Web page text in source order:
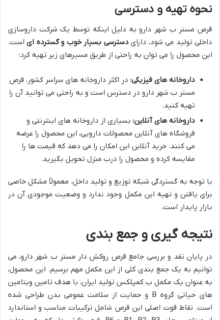
نحوه تهیه و دسترسی
قرص مستر ب شهر دارو به دلیل اینکه توسط یک شرکت داروسازی
داخلی تولید می شود، دارایدسترسی بسیار خوب و گسترده ایاست.
این محصول را می توان به راحتی از طریق مسیرهای زیر تهیه کرد:
داروخانه های فیزیکی: در اکثر داروخانه های سراسر کشور، قرص
مستر ب شهر دارو در دسترس است و به راحتی می توانید آن را
تهیه کنید.
داروخانه های آنلاین: بسیاری از داروخانه های اینترنتی و
فروشگاه های آنلاین محصولات دارویی، این محصول را عرضه
می کنند. خرید آنلاین این امکان را می دهد که قیمت ها را
مقایسه کرده و محصول را درب منزل تحویل بگیرید.
با توجه به گستردگی شبکه توزیع و تولید داخل، معمولاً مشکل خاصی
برای یافتن و تهیه این مکمل وجود ندارد و وضعیت موجودی آن در
بازار پایدار است.
نتیجه گیری و جمع بندی
در پایان نقد و بررسی جامع قرص روکش دار مستر ب شهر دارو، می
توانیم به یک جمع بندی کلی از این مکمل مهم برسیم. این محصول،
به عنوان یک مکمل ب کمپلکس تولید ایران، با هدف تامین ویتامین
های حیاتی گروه B و حمایت از سلامت عمومی بدن طراحی شده
است. نقاط قوت اصلی این قرص شامل ترکیبات مناسب و استاندارد